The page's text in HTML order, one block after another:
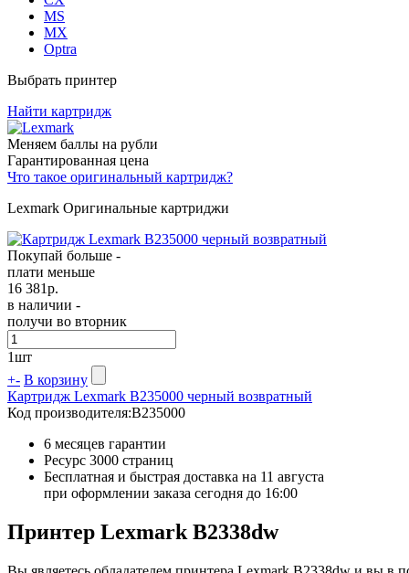
MS
MX
Optra
Выбрать принтер
Найти картридж
Меняем баллы на рубли
Гарантированная цена
Что такое оригинальный картридж?
Lexmark Оригинальные картриджи
Покупай больше -
плати меньше
16 381р.
в наличии -
получи во вторник
1шт
+- В корзину
Картридж Lexmark B235000 черный возвратный
Код производителя:B235000
6 месяцев гарантии
Ресурс 3000 страниц
Бесплатная и быстрая доставка на 11 августа
при оформлении заказа сегодня до 16:00
Принтер Lexmark B2338dw